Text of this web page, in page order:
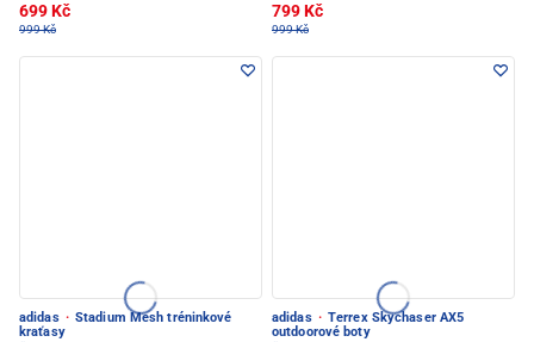
699 Kč
999 Kč
799 Kč
999 Kč
adidas · Stadium Mesh tréninkové
kraťasy
adidas · Terrex Skychaser AX5
outdoorové boty